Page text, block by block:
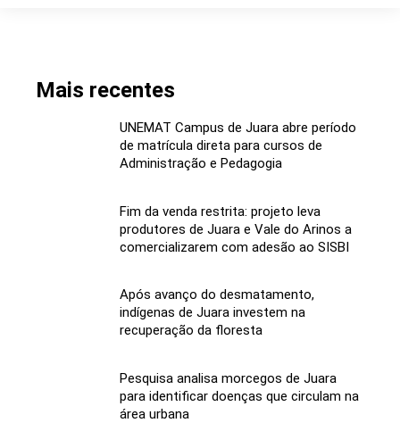
Mais recentes
UNEMAT Campus de Juara abre período
de matrícula direta para cursos de
Administração e Pedagogia
Fim da venda restrita: projeto leva
produtores de Juara e Vale do Arinos a
comercializarem com adesão ao SISBI
Após avanço do desmatamento,
indígenas de Juara investem na
recuperação da floresta
Pesquisa analisa morcegos de Juara
para identificar doenças que circulam na
área urbana